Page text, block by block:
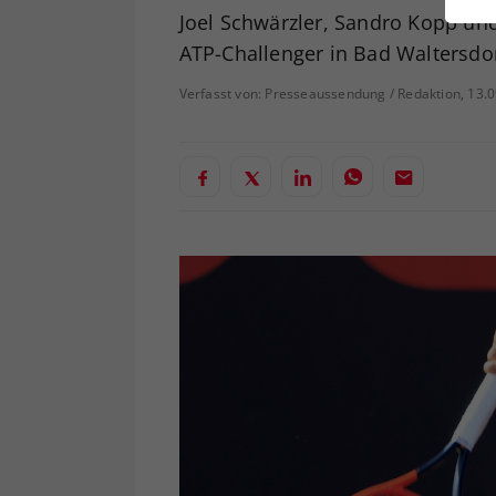
Joel Schwärzler, Sandro Kopp
ATP-Challenger in Bad
Verfasst von: Presseaussendung / Redaktion,